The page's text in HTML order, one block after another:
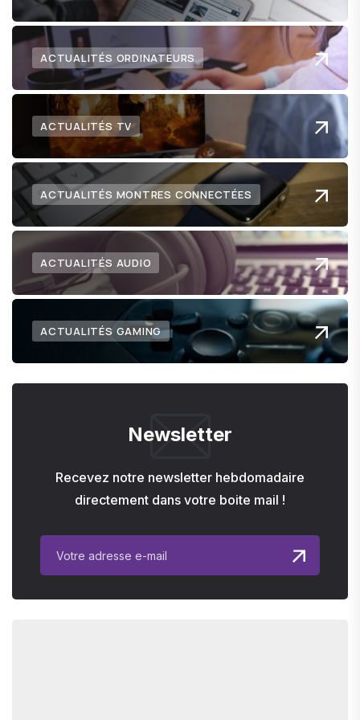
ACTUALITÉS ORDINATEURS
ACTUALITÉS TV
ACTUALITÉS MONTRES CONNECTÉES
ACTUALITÉS AUDIO
ACTUALITÉS GAMING
Newsletter
Recevez notre newsletter hebdomadaire
directement dans votre boite mail !